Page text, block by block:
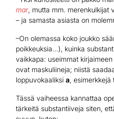
mar, mutta mm. merenkulkijat
– ja samasta asiasta on
–On olemassa koko joukko
poikkeuksia…), kuinka
vaikkapa: useimmat kirjaimeen
ovat maskuliineja; niistä
loppuvokaaliksi a, esimerkkejä
Tässä vaiheessa kannattaa
tärkeitä substantiiveja siten,